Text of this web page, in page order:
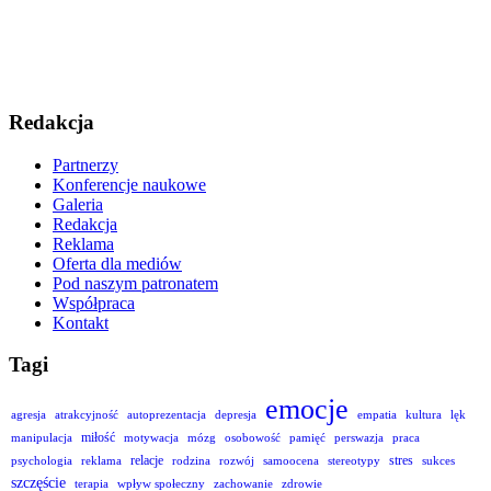
Redakcja
Partnerzy
Konferencje naukowe
Galeria
Redakcja
Reklama
Oferta dla mediów
Pod naszym patronatem
Współpraca
Kontakt
Tagi
agresja atrakcyjność autoprezentacja depresja emocje empatia kultura
lęk
manipulacja
miłość motywacja mózg osobowość pamięć perswazja
praca
psychologia
reklama relacje rodzina rozwój samoocena stereotypy stres sukces
szczęście terapia wpływ społeczny zachowanie zdrowie